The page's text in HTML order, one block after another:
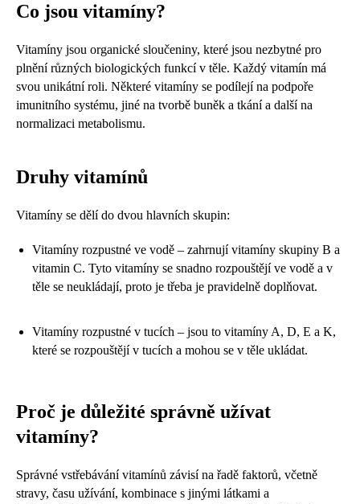
Co jsou vitamíny?
Vitamíny jsou organické sloučeniny, které jsou nezbytné pro
plnění různých biologických funkcí v těle. Každý vitamín má
svou unikátní roli. Některé vitamíny se podílejí na podpoře
imunitního systému, jiné na tvorbě buněk a tkání a další na
normalizaci metabolismu.
Druhy vitamínů
Vitamíny se dělí do dvou hlavních skupin:
Vitamíny rozpustné ve vodě – zahrnují vitamíny skupiny B a
vitamin C. Tyto vitamíny se snadno rozpouštějí ve vodě a v
těle se neukládají, proto je třeba je pravidelně doplňovat.
Vitamíny rozpustné v tucích – jsou to vitamíny A, D, E a K,
které se rozpouštějí v tucích a mohou se v těle ukládat.
Proč je důležité správně užívat
vitamíny?
Správné vstřebávání vitamínů závisí na řadě faktorů, včetně
stravy, času užívání, kombinace s jinými látkami a